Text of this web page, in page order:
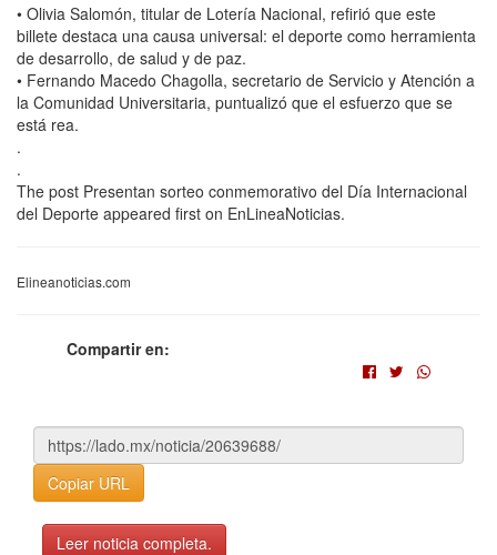
• Olivia Salomón, titular de Lotería Nacional, refirió que este
billete destaca una causa universal: el deporte como herramienta
de desarrollo, de salud y de paz.
• Fernando Macedo Chagolla, secretario de Servicio y Atención a
la Comunidad Universitaria, puntualizó que el esfuerzo que se
está rea.
.
.
The post Presentan sorteo conmemorativo del Día Internacional
del Deporte appeared first on EnLineaNoticias.
Elineanoticias.com
Compartir en:
Copiar URL
Leer noticia completa.